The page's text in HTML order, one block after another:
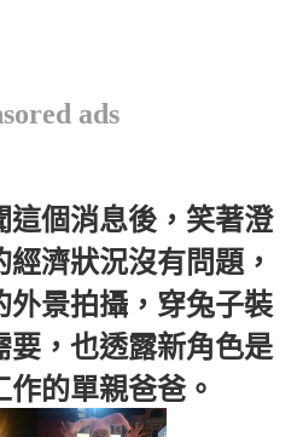
ads
這個消息後，笑著澄
濟狀況沒有問題，
外景拍攝，穿兔子裝
要，也透露新角色是
的單親爸爸。